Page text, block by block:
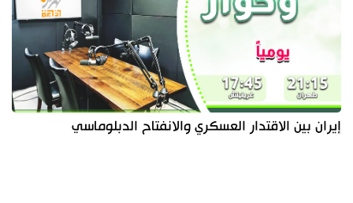
إيران بين الاقتدار العسكري والانفتاح الدبلوماسي